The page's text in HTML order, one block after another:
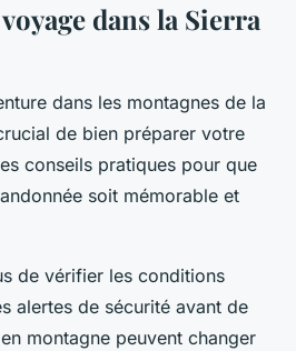
dans la Sierra
dans les montagnes de la
de bien préparer votre
conseils pratiques pour que
soit mémorable et
de vérifier les conditions
alertes de sécurité avant de
montagne peuvent changer